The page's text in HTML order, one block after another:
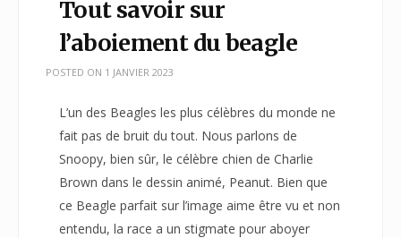
Tout savoir sur
l’aboiement du beagle
POSTED ON 1 JANVIER 2023
L’un des Beagles les plus célèbres du monde ne
fait pas de bruit du tout. Nous parlons de
Snoopy, bien sûr, le célèbre chien de Charlie
Brown dans le dessin animé, Peanut. Bien que
ce Beagle parfait sur l’image aime être vu et non
entendu, la race a un stigmate pour aboyer